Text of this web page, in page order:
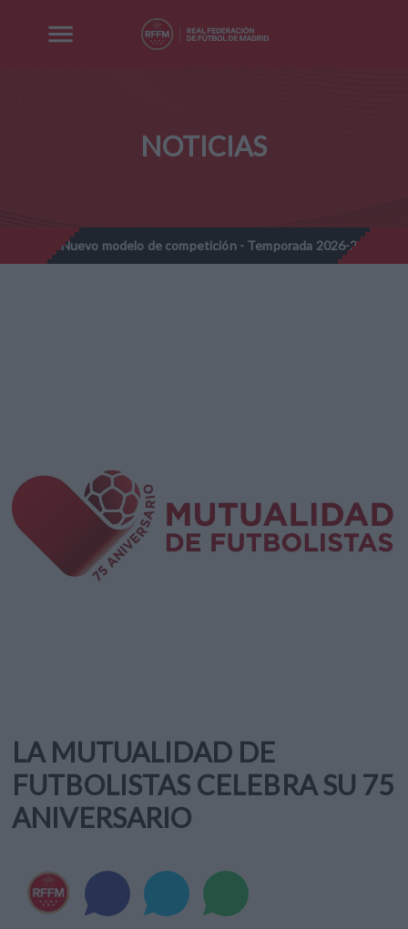
NOTICIAS
- Nuevo modelo de competición - Temporada 2026-2027
LA MUTUALIDAD DE
FUTBOLISTAS CELEBRA SU 75
ANIVERSARIO